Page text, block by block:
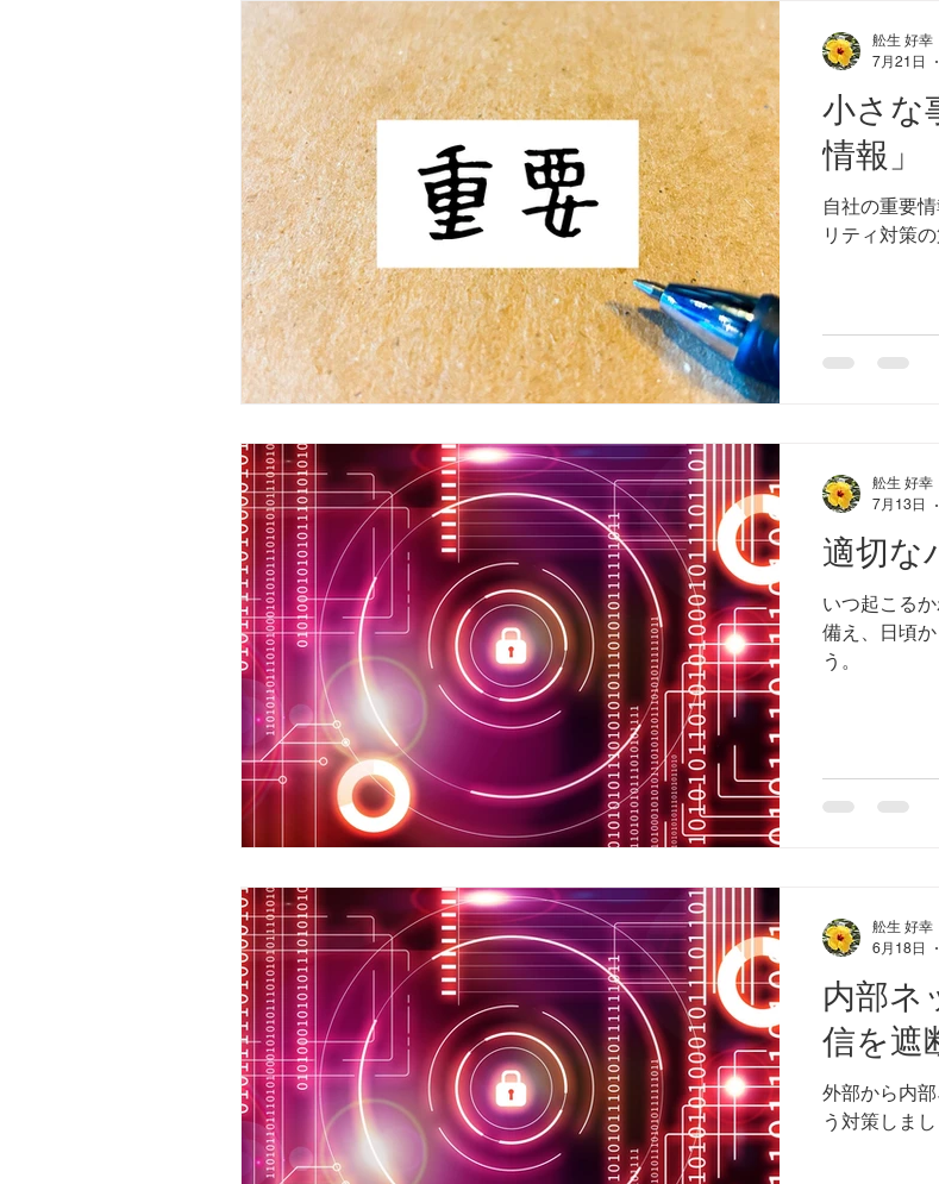
小さな
情報」
自社の重要
リティ対策の
舩生 好幸
7月21日
適切な
いつ起こる
備え、日頃
う。
舩生 好幸
7月13日
内部ネ
信を遮
外部から内
う対策しまし
舩生 好幸
6月18日